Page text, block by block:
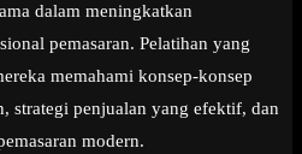
dalam meningkatkan
pemasaran. Pelatihan yang
memahami konsep-konsep
strategi penjualan yang efektif, dan
modern.